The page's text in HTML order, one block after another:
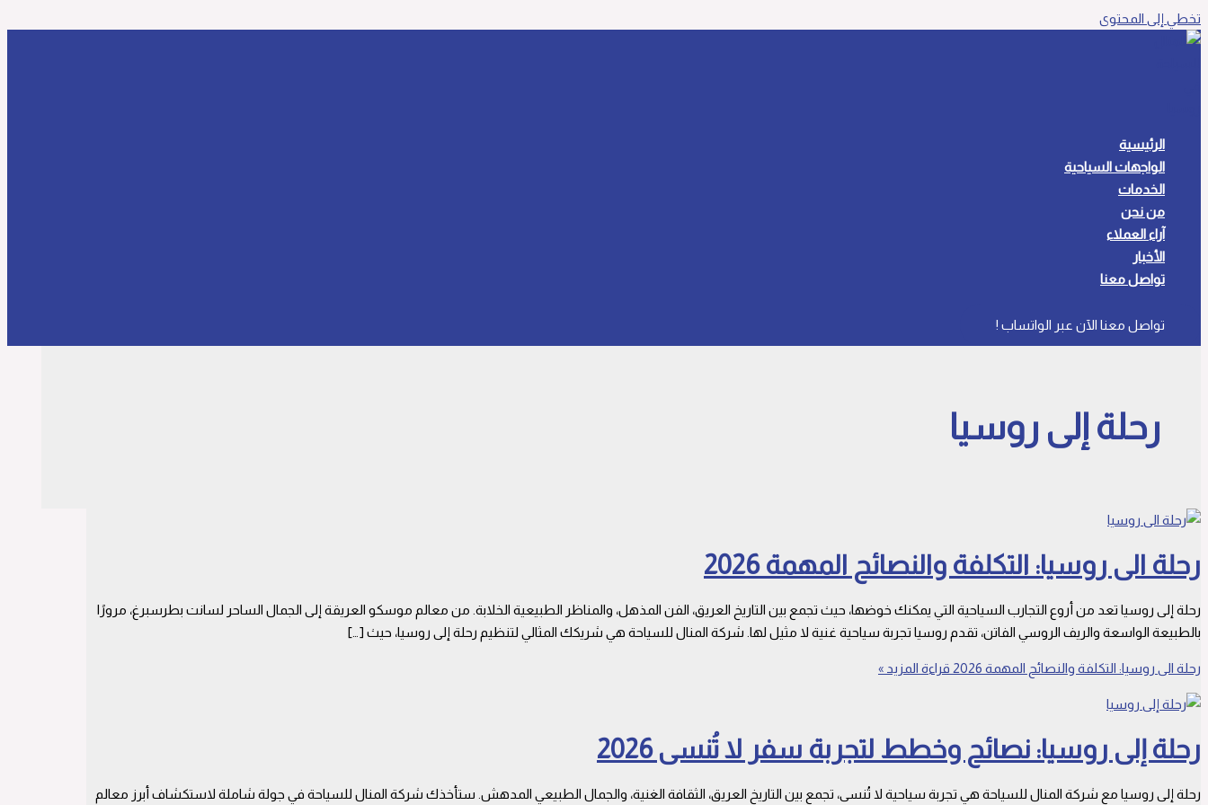
تخطي إلى المحتوى
الرئيسية
الواجهات السياحية
الخدمات
من نحن
آراء العملاء
الأخبار
تواصل معنا
تواصل معنا الآن عبر الواتساب !
رحلة إلى روسيا
رحلة الى روسيا: التكلفة والنصائح المهمة 2026
رحلة إلى روسيا تعد من أروع التجارب السياحية التي يمكنك خوضها، حيث تجمع بين التاريخ العريق، الفن المذهل، والمناظر الطبيعية الخلابة. من معالم موسكو العريقة إلى الجمال الساحر لسانت بطرسبرغ، مرورًا
بالطبيعة الواسعة والريف الروسي الفاتن، تقدم روسيا تجربة سياحية غنية لا مثيل لها. شركة المنال للسياحة هي شريكك المثالي لتنظيم رحلة إلى روسيا، حيث […]
رحلة الى روسيا: التكلفة والنصائح المهمة 2026 قراءة المزيد »
رحلة إلى روسيا: نصائح وخطط لتجربة سفر لا تُنسى 2026
رحلة إلى روسيا مع شركة المنال للسياحة هي تجربة سياحية لا تُنسى، تجمع بين التاريخ العريق، الثقافة الغنية، والجمال الطبيعي المدهش. ستأخذك شركة المنال للسياحة في جولة شاملة لاستكشاف أبرز معالم